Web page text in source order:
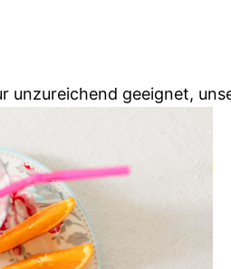
unzureichend geeignet,